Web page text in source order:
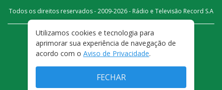
Todos os direitos reservados - 2009-2026- Rádio e Televisão Record S.A
FALE CONOSCO
PRIVACIDADE
TERMOS E CONDIÇÕES DE USO
Utilizamos cookies e tecnologia para
aprimorar sua experiência de navegação de
acordo com o Aviso de Privacidade.
FECHAR